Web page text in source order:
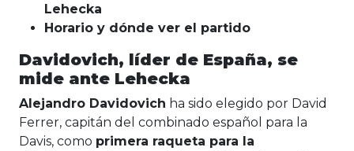
Lehecka
Horario y dónde ver el partido
Davidovich, líder de España, se
mide ante Lehecka
Alejandro Davidovich ha sido elegido por David
Ferrer, capitán del combinado español para la
Davis, como primera raqueta para la